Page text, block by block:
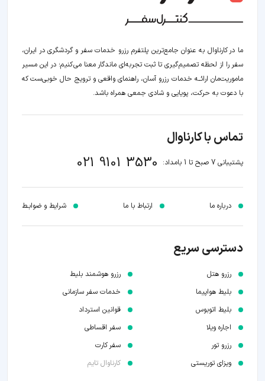
ما در کارناوال به عنوان جامع‌ترین پلتفرم رزرو خدمات سفر و گردشگری در ایران،
سفر را از لحظه‌ تصمیم‌گیری تا ثبت تجربه‌ای ماندگار معنا می‌کنیم؛ در این مسیر‍
ماموریت‌مان اراﺋــﻪ خدمات رزرو آسان، راهنمای واقعی و ترویج حال خوبی‌ست که
با دعوت به حرکت، پویایی و شادی جمعی همراه باشد.
تماس با کارناوال
پشتیبانی 7 صبح تا 1 بامداد: 021 9101 3530
درباره ما ارتباط با ما شرایط و ضوابـط
دسترسی سریع
رزرو هتل
بلیط هواپیما
بلیط اتوبوس
اجاره ویلا
رزرو تور
ویزای توریستی
رزرو هوشمند بلیط
خدمات سفر سازمانی
قوانین استرداد
سفر اقساطی
سفر کارت
کارناوال تایم